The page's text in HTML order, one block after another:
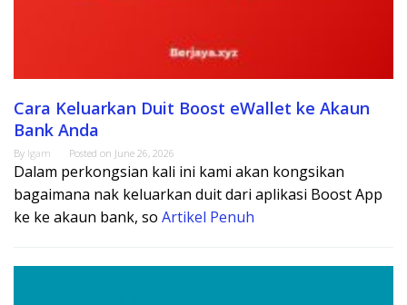
Cara Keluarkan Duit Boost eWallet ke Akaun
Bank Anda
By Igam Posted on June 26, 2026
Dalam perkongsian kali ini kami akan kongsikan
bagaimana nak keluarkan duit dari aplikasi Boost App
ke ke akaun bank, so Artikel Penuh